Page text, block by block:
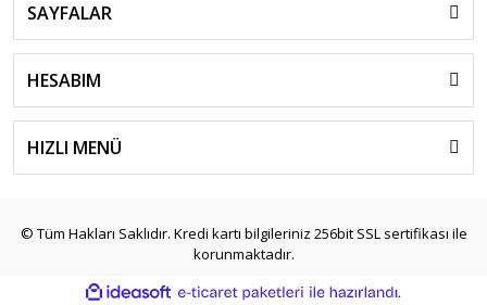
SAYFALAR
HESABIM
HIZLI MENÜ
© Tüm Hakları Saklıdır. Kredi kartı bilgileriniz 256bit SSL sertifikası ile
korunmaktadır.
ideasoft e-